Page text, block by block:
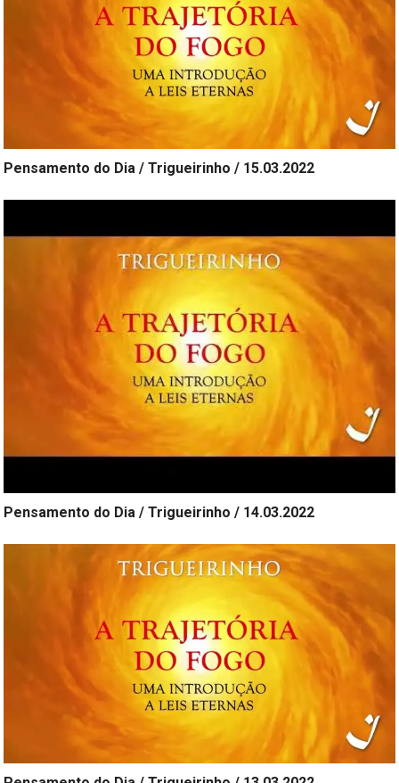
Pensamento do Dia / Trigueirinho / 15.03.2022
Pensamento do Dia / Trigueirinho / 14.03.2022